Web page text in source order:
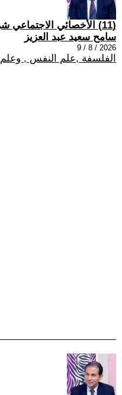
(11) الأخصائي الاجتماعي شريك التنمية المجهول
سامح سعيد عبد العزيز
2026 / 8 / 9
الفلسفة ,علم النفس , وعلم